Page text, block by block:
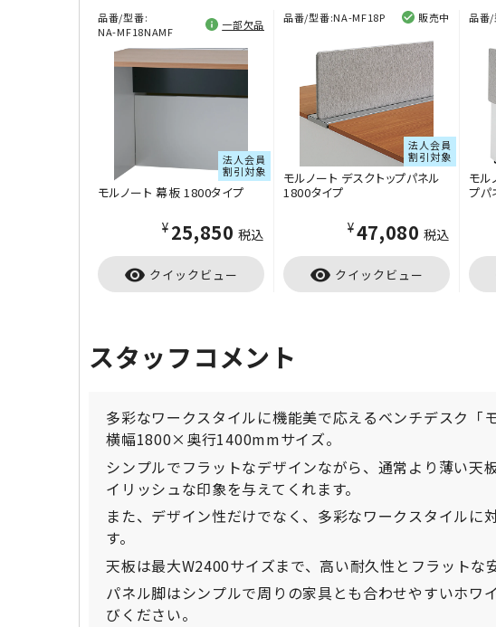
品番/型番:
NA-MF18NAMF
一部欠品
法人会員
割引対象
モルノート 幕板 1800タイプ
¥25,850 税込
visibility クイックビュー
品番/型番:NA-MF18P 販売中
法人会員
割引対象
モルノート デスクトップパネル
1800タイプ
¥47,080 税込
visibility クイックビュー
品番/
モル
プパ
スタッフコメント
多彩なワークスタイルに機能美で応えるベンチデスク「
横幅1800×奥行1400mmサイズ。
シンプルでフラットなデザインながら、通常より薄い天
イリッシュな印象を与えてくれます。
また、デザイン性だけでなく、多彩なワークスタイルに
す。
天板は最大W2400サイズまで、高い耐久性とフラットな
パネル脚はシンプルで周りの家具とも合わせやすいホワ
びください。